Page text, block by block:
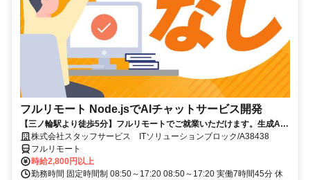
フルリモート Node.jsでAIチャットサービス開発
【三ノ輪駅より徒歩5分】フルリモートでご就業いただけます。生成AI
を活用したサービス開発に携われます。企画提案から改善まで幅広く関
われる環境です☆
株式会社スタッフサービス ITソリューションブロック/A38438
フルリモート
時給2,800円以上
勤務時間 固定時間制 08:50～17:20 08:50～17:20 実働7時間45分 休